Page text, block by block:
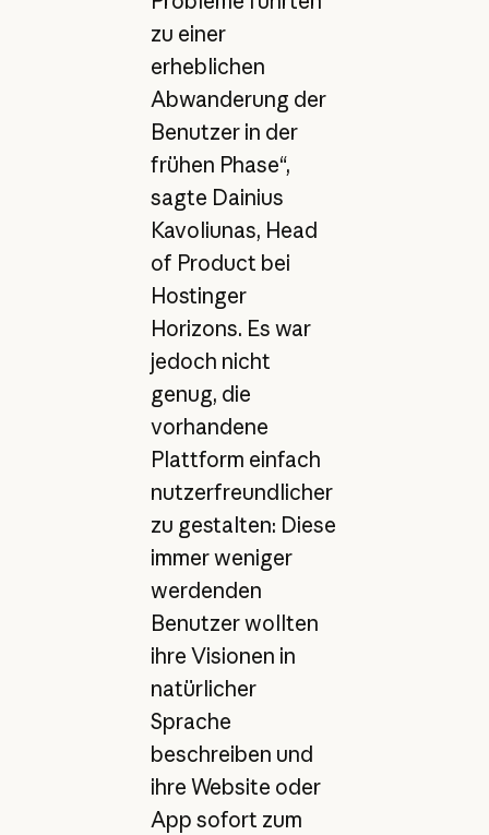
zu einer
erheblichen
Abwanderung der
Benutzer in der
frühen Phase“,
sagte Dainius
Kavoliunas, Head
of Product bei
Hostinger
Horizons. Es war
jedoch nicht
genug, die
vorhandene
Plattform einfach
nutzerfreundlicher
zu gestalten: Diese
immer weniger
werdenden
Benutzer wollten
ihre Visionen in
natürlicher
Sprache
beschreiben und
ihre Website oder
App sofort zum